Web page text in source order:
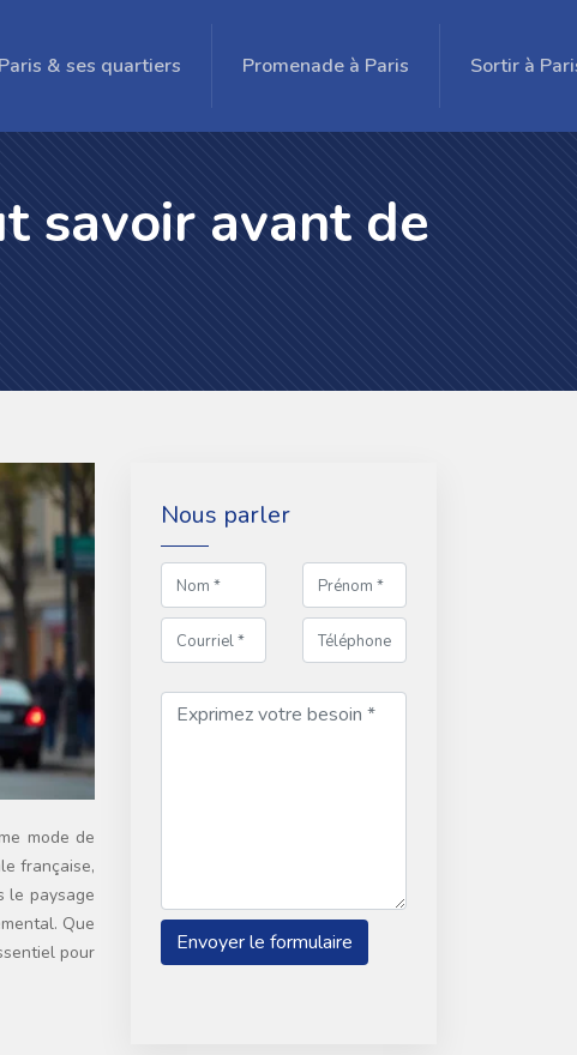
Paris & ses quartiers Promenade à Paris Sortir à
savoir avant de
française,
le paysage
Que
pour
Nous parler